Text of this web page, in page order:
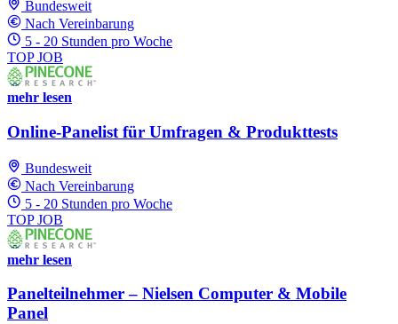
Bundesweit
Nach Vereinbarung
5 - 20 Stunden pro Woche
TOP JOB
mehr lesen
Online-Panelist für Umfragen & Produkttests
Bundesweit
Nach Vereinbarung
5 - 20 Stunden pro Woche
TOP JOB
mehr lesen
Panelteilnehmer – Nielsen Computer & Mobile
Panel